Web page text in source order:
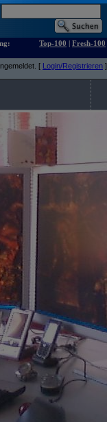
Top-100 | Fresh-100
[ Login/Registrieren ]